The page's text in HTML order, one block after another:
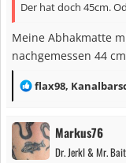
:
Der hat doch 45cm.
Meine Abhakmatte
nachgemessen 44
R
a
t
flax98,
Markus76
Dr. Jerkl & Mr. Bait